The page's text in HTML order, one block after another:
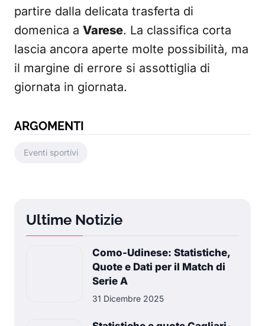
partire dalla delicata trasferta di
domenica a Varese. La classifica corta
lascia ancora aperte molte possibilità, ma
il margine di errore si assottiglia di
giornata in giornata.
ARGOMENTI
Eventi sportivi
Ultime Notizie
Como-Udinese: Statistiche,
Quote e Dati per il Match di
Serie A
31 Dicembre 2025